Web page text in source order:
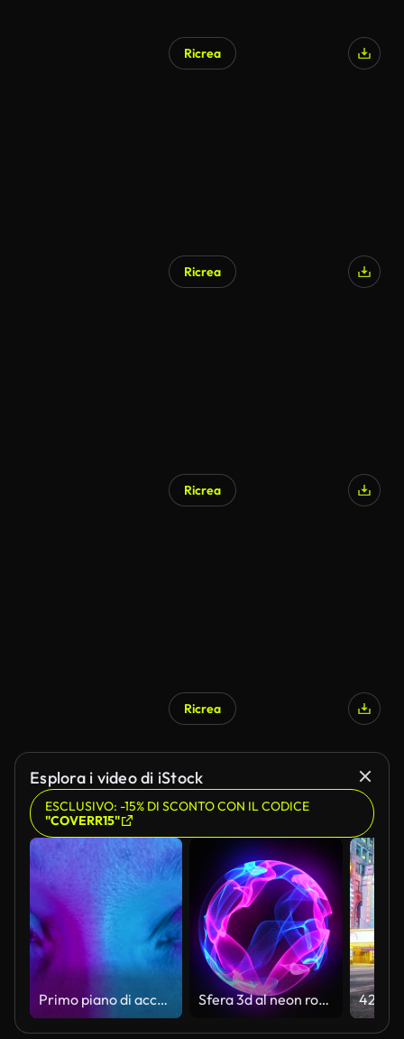
Ricrea
Ricrea
Ricrea
Ricrea
Esplora i video di iStock
ESCLUSIVO: -15% DI SCONTO CON IL CODICE
"COVERR15"
Primo piano di accattivanti occhi azzurri sotto l'incantesimo di una radiosa illuminazione al neon, che aggiunge una qualità surreale Sfera 3d al neon rotante incandescente nell'Universo. Animazione dell'assistente virtuale. Sfera di energia. Background di tecnologia, scienza, ingegneria e intelligenza artificiale. Rosa e blu.